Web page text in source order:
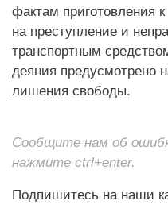
фактам приготовления
на преступление и
транспортным
деяния предусмотрено
лишения свободы.
Сообщите нам об
нажмите ctrl+enter.
Подпишитесь на наши